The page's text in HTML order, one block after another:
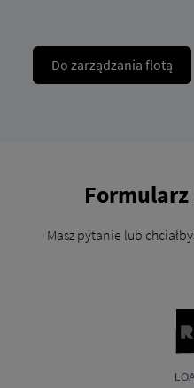
Do zarządzania flotą
Masz pytanie lub